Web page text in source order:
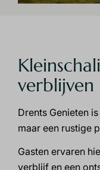
verblijven
Drents Genieten
maar een rustige
Gasten ervaren
verblijf en een